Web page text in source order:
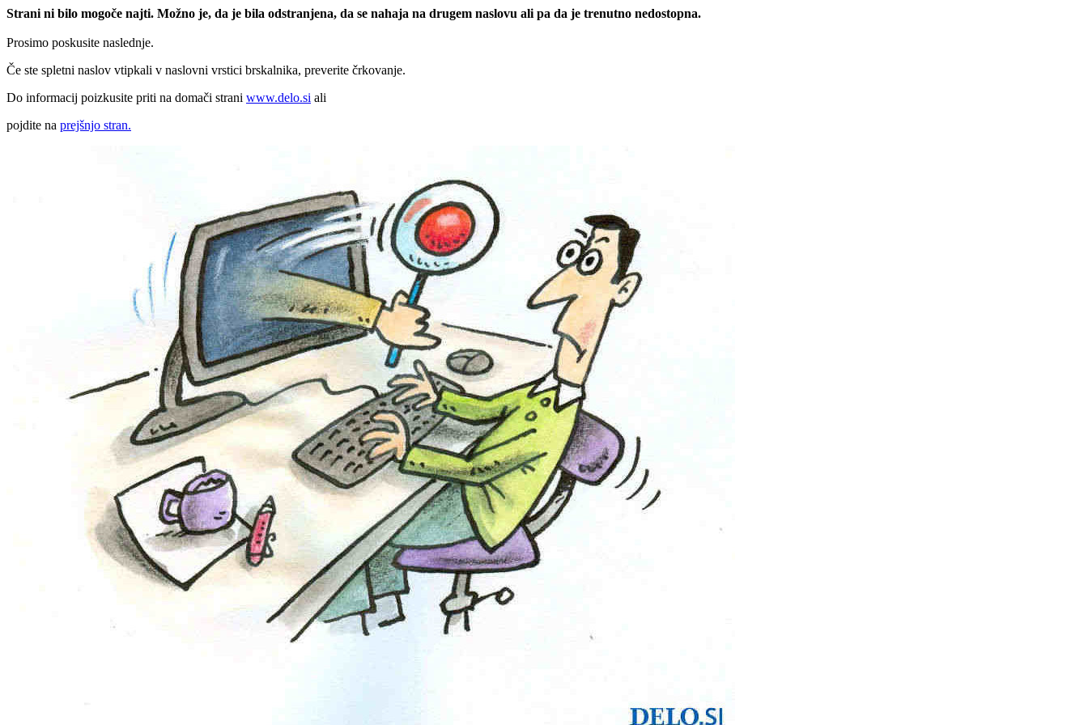
Strani ni bilo mogoče najti. Možno je, da je bila odstranjena, da se nahaja na drugem naslovu ali pa da je trenutno nedostopna.
Prosimo poskusite naslednje.
Če ste spletni naslov vtipkali v naslovni vrstici brskalnika, preverite črkovanje.
Do informacij poizkusite priti na domači strani www.delo.si ali
pojdite na prejšnjo stran.